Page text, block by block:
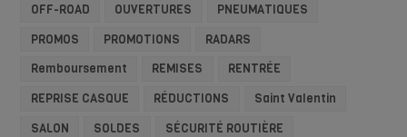
OFF-ROAD
OUVERTURES
PNEUMATIQUES
PROMOS
PROMOTIONS
RADARS
Remboursement
REMISES
RENTRÉE
REPRISE CASQUE
RÉDUCTIONS
Saint Valentin
SALON
SOLDES
SÉCURITÉ ROUTIÈRE